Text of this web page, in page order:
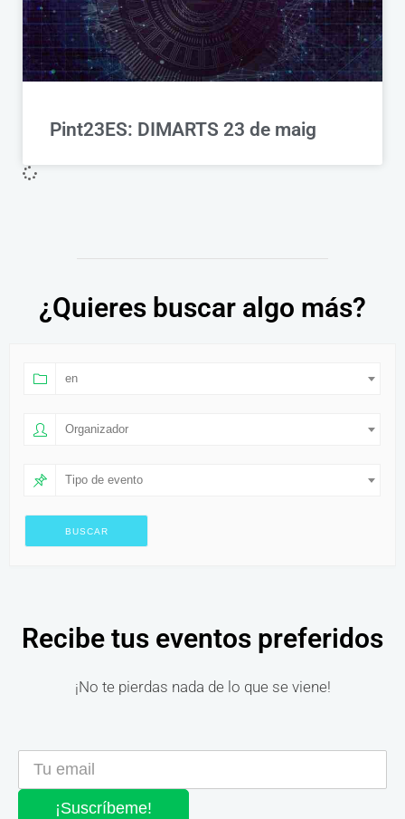
Pint23ES: DIMARTS 23 de maig
¿Quieres buscar algo más?
en
Organizador
Tipo de evento
Recibe tus eventos preferidos
¡No te pierdas nada de lo que se viene!
¡Suscríbeme!